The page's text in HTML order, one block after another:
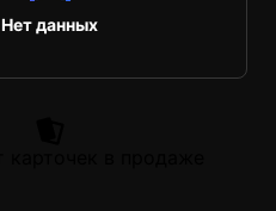
Нет данных